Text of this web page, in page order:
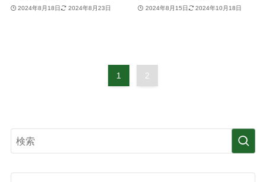
2024年8月18日 2024年8月23日 2024年8月15日 2024年10月18日
1 2